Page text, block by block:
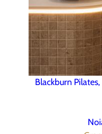
Blackburn